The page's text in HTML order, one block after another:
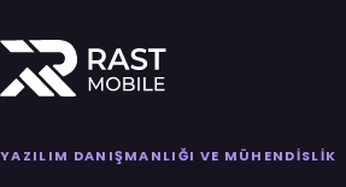
YAZILIM DANIŞMANLIĞI VE MÜHENDİSLİK